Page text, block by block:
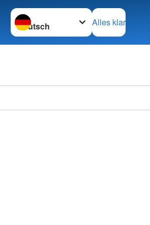
Sprache wechseln zu
Alles klar